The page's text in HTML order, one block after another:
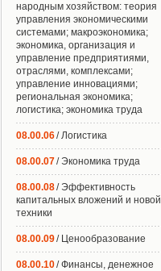
народным хозяйством: теория
управления экономическими
системами; макроэкономика;
экономика, организация и
управление предприятиями,
отраслями, комплексами;
управление инновациями;
региональная экономика;
логистика; экономика труда
08.00.06/ Логистика
08.00.07/ Экономика труда
08.00.08/ Эффективность
капитальных вложений и новой
техники
08.00.09/ Ценообразование
08.00.10/ Финансы, денежное